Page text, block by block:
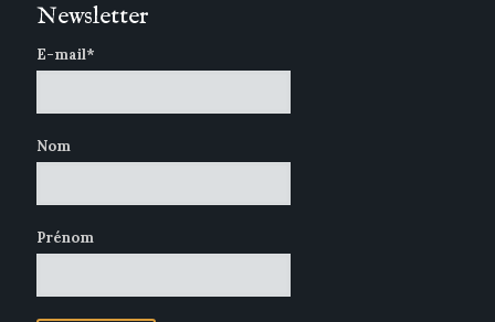
Newsletter
E-mail*
Nom
Prénom